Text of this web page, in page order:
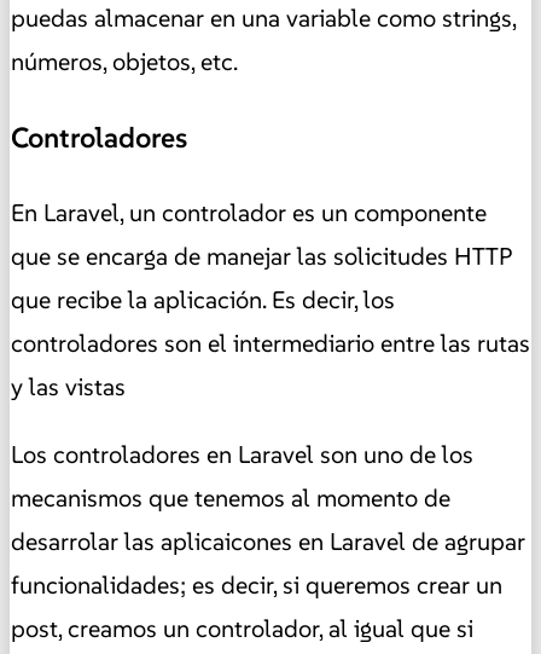
puedas almacenar en una variable como strings,
números, objetos, etc.
Controladores
En Laravel, un controlador es un componente
que se encarga de manejar las solicitudes HTTP
que recibe la aplicación. Es decir, los
controladores son el intermediario entre las rutas
y las vistas
Los controladores en Laravel son uno de los
mecanismos que tenemos al momento de
desarrolar las aplicaicones en Laravel de agrupar
funcionalidades; es decir, si queremos crear un
post, creamos un controlador, al igual que si